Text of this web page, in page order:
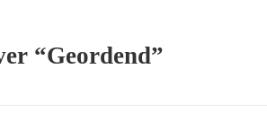
“Geordend”